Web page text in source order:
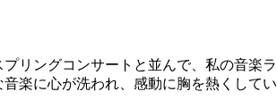
リングコンサートと並んで、私の音楽ラ
楽に心が洗われ、感動に胸を熱くしてい